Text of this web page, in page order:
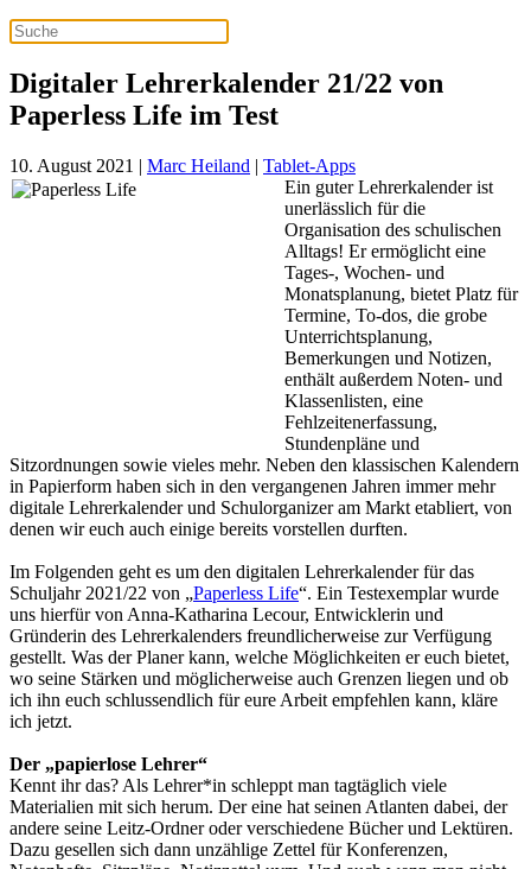
Digitaler Lehrerkalender 21/22 von
Paperless Life im Test
10. August 2021 | Marc Heiland | Tablet-Apps
Ein guter Lehrerkalender ist
unerlässlich für die
Organisation des schulischen
Alltags! Er ermöglicht eine
Tages-, Wochen- und
Monatsplanung, bietet Platz für
Termine, To-dos, die grobe
Unterrichtsplanung,
Bemerkungen und Notizen,
enthält außerdem Noten- und
Klassenlisten, eine
Fehlzeitenerfassung,
Stundenpläne und
Sitzordnungen sowie vieles mehr. Neben den klassischen Kalendern
in Papierform haben sich in den vergangenen Jahren immer mehr
digitale Lehrerkalender und Schulorganizer am Markt etabliert, von
denen wir euch auch einige bereits vorstellen durften.
Im Folgenden geht es um den digitalen Lehrerkalender für das
Schuljahr 2021/22 von „Paperless Life“. Ein Testexemplar wurde
uns hierfür von Anna-Katharina Lecour, Entwicklerin und
Gründerin des Lehrerkalenders freundlicherweise zur Verfügung
gestellt. Was der Planer kann, welche Möglichkeiten er euch bietet,
wo seine Stärken und möglicherweise auch Grenzen liegen und ob
ich ihn euch schlussendlich für eure Arbeit empfehlen kann, kläre
ich jetzt.
Der „papierlose Lehrer“
Kennt ihr das? Als Lehrer*in schleppt man tagtäglich viele
Materialien mit sich herum. Der eine hat seinen Atlanten dabei, der
andere seine Leitz-Ordner oder verschiedene Bücher und Lektüren.
Dazu gesellen sich dann unzählige Zettel für Konferenzen,